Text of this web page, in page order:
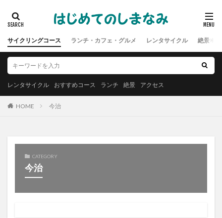
サイクリングコース ランチ・カフェ・グルメ レンタサイクル 絶景
レンタサイクル おすすめコース ランチ 絶景 アクセス
HOME 今治
CATEGORY
今治